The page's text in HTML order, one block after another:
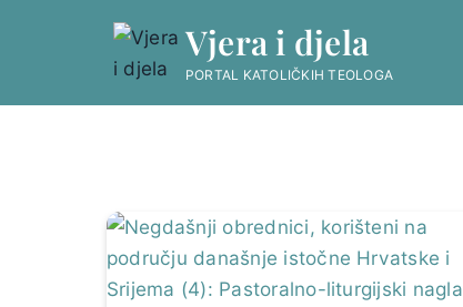
Vjera i djela
PORTAL KATOLIČKIH TEOLOGA